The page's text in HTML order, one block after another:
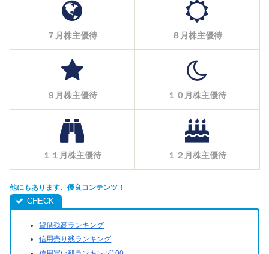
７月株主優待 ８月株主優待
９月株主優待 １０月株主優待
１１月株主優待 １２月株主優待
他にもあります、優良コンテンツ！
貸借残高ランキング
信用売り残ランキング